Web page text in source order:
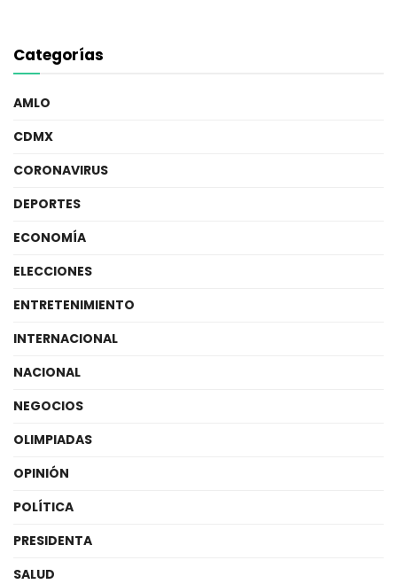
Categorías
AMLO
CDMX
CORONAVIRUS
DEPORTES
ECONOMÍA
ELECCIONES
ENTRETENIMIENTO
INTERNACIONAL
NACIONAL
NEGOCIOS
OLIMPIADAS
OPINIÓN
POLÍTICA
PRESIDENTA
SALUD